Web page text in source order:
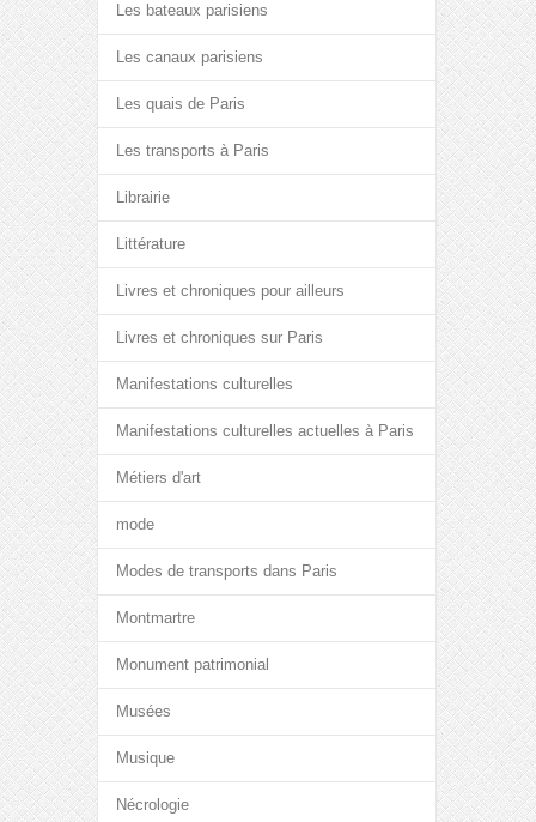
Les bateaux parisiens
Les canaux parisiens
Les quais de Paris
Les transports à Paris
Librairie
Littérature
Livres et chroniques pour ailleurs
Livres et chroniques sur Paris
Manifestations culturelles
Manifestations culturelles actuelles à Paris
Métiers d'art
mode
Modes de transports dans Paris
Montmartre
Monument patrimonial
Musées
Musique
Nécrologie